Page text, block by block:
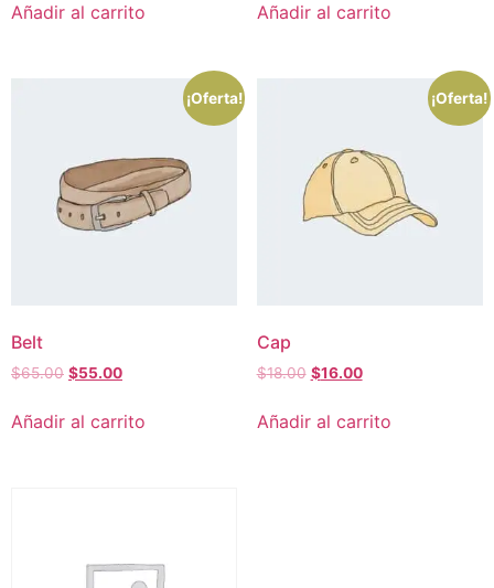
Añadir al carrito Añadir al carrito
¡Oferta!
Belt
$65.00 $55.00
Añadir al carrito
¡Oferta!
Cap
$18.00 $16.00
Añadir al carrito